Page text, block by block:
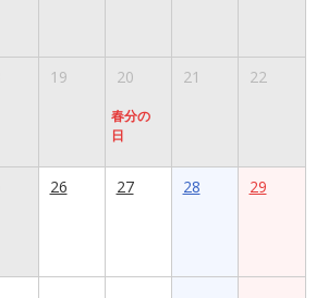
19 20
春分の
日
21 22
26 27 28 29